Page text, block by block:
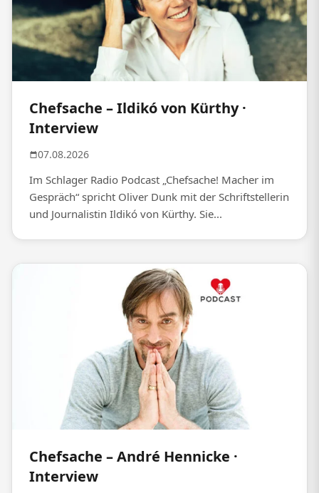
Chefsache – Ildikó von Kürthy ·
Interview
07.08.2026
Im Schlager Radio Podcast „Chefsache! Macher im
Gespräch“ spricht Oliver Dunk mit der Schriftstellerin
und Journalistin Ildikó von Kürthy. Sie...
Chefsache – André Hennicke ·
Interview